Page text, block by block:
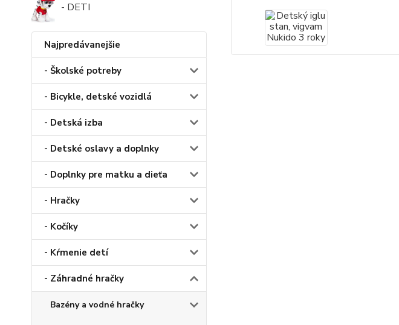
- DETI
Najpredávanejšie
- Školské potreby
- Bicykle, detské vozidlá
- Detská izba
- Detské oslavy a doplnky
- Doplnky pre matku a dieťa
- Hračky
- Kočíky
- Kŕmenie detí
- Záhradné hračky
Bazény a vodné hračky